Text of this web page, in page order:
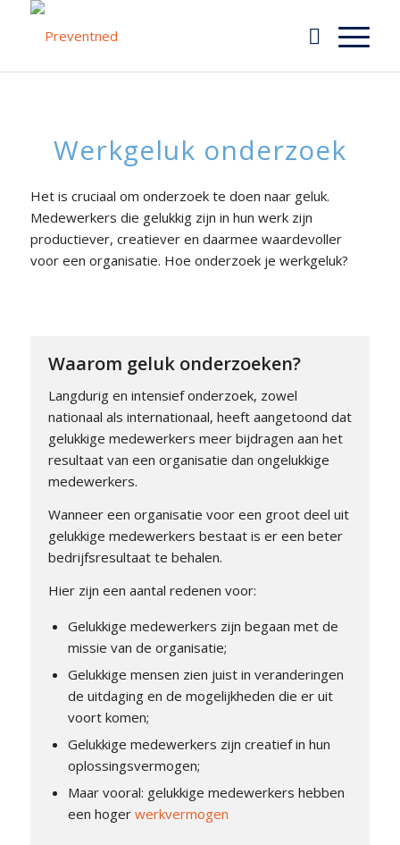
Werkgeluk onderzoek
Het is cruciaal om onderzoek te doen naar geluk.
Medewerkers die gelukkig zijn in hun werk zijn
productiever, creatiever en daarmee waardevoller
voor een organisatie. Hoe onderzoek je werkgeluk?
Waarom geluk onderzoeken?
Langdurig en intensief onderzoek, zowel
nationaal als internationaal, heeft aangetoond dat
gelukkige medewerkers meer bijdragen aan het
resultaat van een organisatie dan ongelukkige
medewerkers.
Wanneer een organisatie voor een groot deel uit
gelukkige medewerkers bestaat is er een beter
bedrijfsresultaat te behalen.
Hier zijn een aantal redenen voor:
Gelukkige medewerkers zijn begaan met de
missie van de organisatie;
Gelukkige mensen zien juist in veranderingen
de uitdaging en de mogelijkheden die er uit
voort komen;
Gelukkige medewerkers zijn creatief in hun
oplossingsvermogen;
Maar vooral: gelukkige medewerkers hebben
een hoger werkvermogen